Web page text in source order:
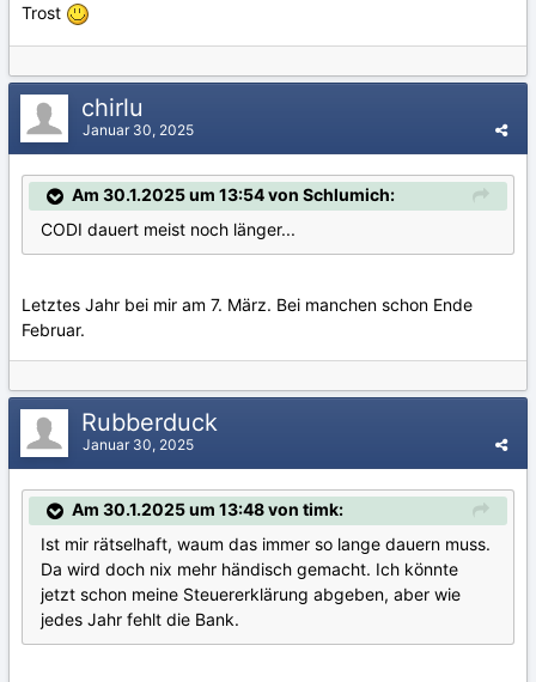
Trost
chirlu
Januar 30, 2025
Am 30.1.2025 um 13:54 von Schlumich:
CODI dauert meist noch länger...
Letztes Jahr bei mir am 7. März. Bei manchen schon Ende
Februar.
Rubberduck
Januar 30, 2025
Am 30.1.2025 um 13:48 von timk:
Ist mir rätselhaft, waum das immer so lange dauern muss.
Da wird doch nix mehr händisch gemacht. Ich könnte
jetzt schon meine Steuererklärung abgeben, aber wie
jedes Jahr fehlt die Bank.